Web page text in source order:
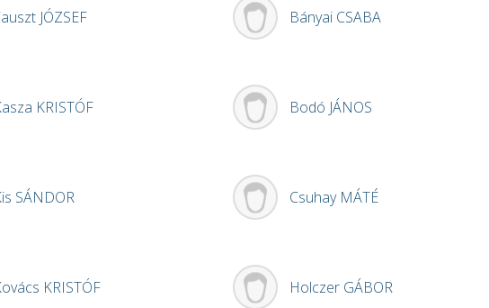
JÓZSEF
KRISTÓF
SÁNDOR
KRISTÓF
Bányai CSABA
Bodó JÁNOS
Csuhay MÁTÉ
Holczer GÁBOR